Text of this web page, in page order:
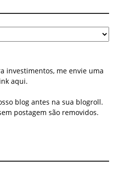
investimentos, me envie uma
aqui.
blog antes na sua blogroll.
postagem são removidos.